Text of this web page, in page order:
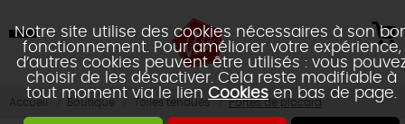
Notre site utilise des cookies nécessaires à son
fonctionnement. Pour améliorer votre expérience,
d’autres cookies peuvent être utilisés : vous
choisir de les désactiver. Cela reste modifiable à
tout moment via le lien Cookies en bas de page.
Accueil Boutique Toiles tendues Portes de placard